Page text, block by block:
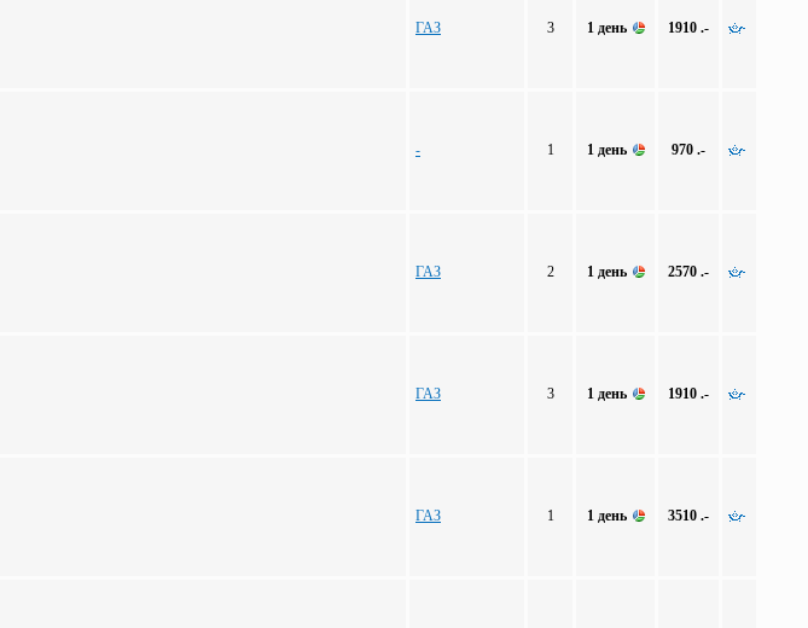
ГАЗ 3 1 день 1910 .-
- 1 1 день 970 .-
ГАЗ 2 1 день 2570 .-
ГАЗ 3 1 день 1910 .-
ГАЗ 1 1 день 3510 .-